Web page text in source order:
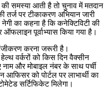
की समस्या आती है तो चुनाव में मतदान
तर्ज पर टीकाकरण अभियान जारी
का कहना है कि कनेक्टिविटी की
पूर्वाभ्यास किया गया है।
करना जरूरी है।
वर्करों को किस दिन वैक्सीन
और मोबाइल नंबर के साथ पर्ची
को पोर्टल पर लाभार्थी का
सर्टिफिकेट मिलेगा।